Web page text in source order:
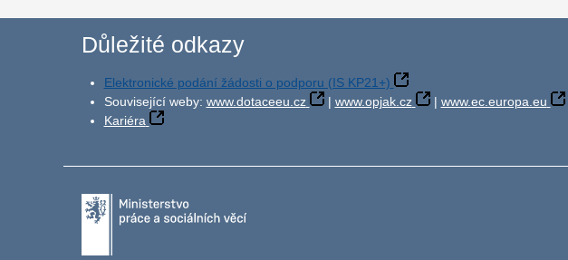
Důležité odkazy
Elektronické podání žádosti o podporu (IS KP21+)
Související weby: www.dotaceeu.cz | www.opjak.cz | www.ec.europa.eu
Kariéra